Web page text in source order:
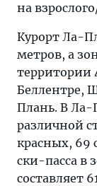
на
Курорт Ла-
метров, а
территории
Беллентре,
Плань. В Ла-
различной
красных, 69
ски-пасса в
составляет